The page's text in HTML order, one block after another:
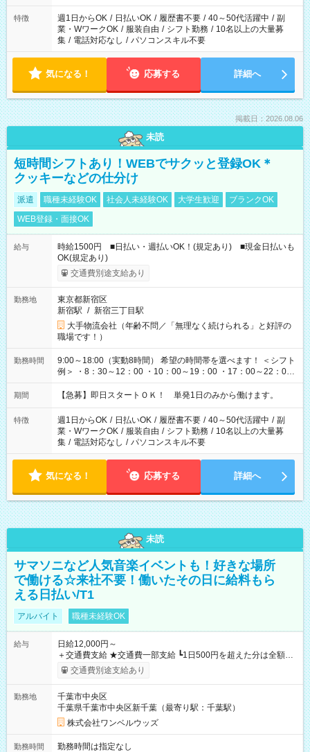
特徴 週1日からOK / 日払いOK / 履歴書不要 / 40～50代活躍中 / 副
業・WワークOK / 服装自由 / シフト勤務 / 10名以上の大量募
集 / 電話対応なし / パソコンスキル不要
気になる！ 応募する 詳細へ
掲載日：2026.08.06
未読
短時間シフトあり！WEBでサクッと登録OK＊
クッキーなどの仕分け
派遣 職種未経験OK 社会人未経験OK 大学生歓迎
ブランクOK
WEB登録・面接OK
給与
時給1500円 ■日払い・週払いOK！(規定あり) ■現金日払いも
OK(規定あり)
交通費別途支給あり
勤務地
東京都新宿区
新宿駅 / 新宿三丁目駅
大手物流会社（年齢不問／「無理なく続けられる」と好評の
職場です！）
勤務時間
9:00～18:00（実動8時間） 希望の時間帯を選べます！ ＜シフト
例＞ ・8：30～12：00 ・10：00～19：00 ・17：00～22：00
・13：00～22：00 ・22：00～翌6：00 など
期間 【急募】即日スタートＯＫ！ 単発1日のみから働けます。
特徴 週1日からOK / 日払いOK / 履歴書不要 / 40～50代活躍中 / 副
業・WワークOK / 服装自由 / シフト勤務 / 10名以上の大量募
集 / 電話対応なし / パソコンスキル不要
気になる！ 応募する 詳細へ
未読
サマソニなど人気音楽イベントも！好きな場所
で働ける☆来社不要！働いたその日に給料もら
える日払い/T1
アルバイト 職種未経験OK
給与
日給12,000円～
＋交通費支給 ★交通費一部支給 ┗1日500円を超えた分は全額支
給！ ※往復500円以内の方は自己負担となります ★日払いOK！
（規定あり） ┗働いたその日に現金GET♪ お仕事後はコンビニ
なし
交通費別途支給あり
勤務地
千葉市中央区
千葉県千葉市中央区新千葉（最寄り駅：千葉駅）
株式会社ワンベルウッズ
勤務時間
勤務時間は指定なし